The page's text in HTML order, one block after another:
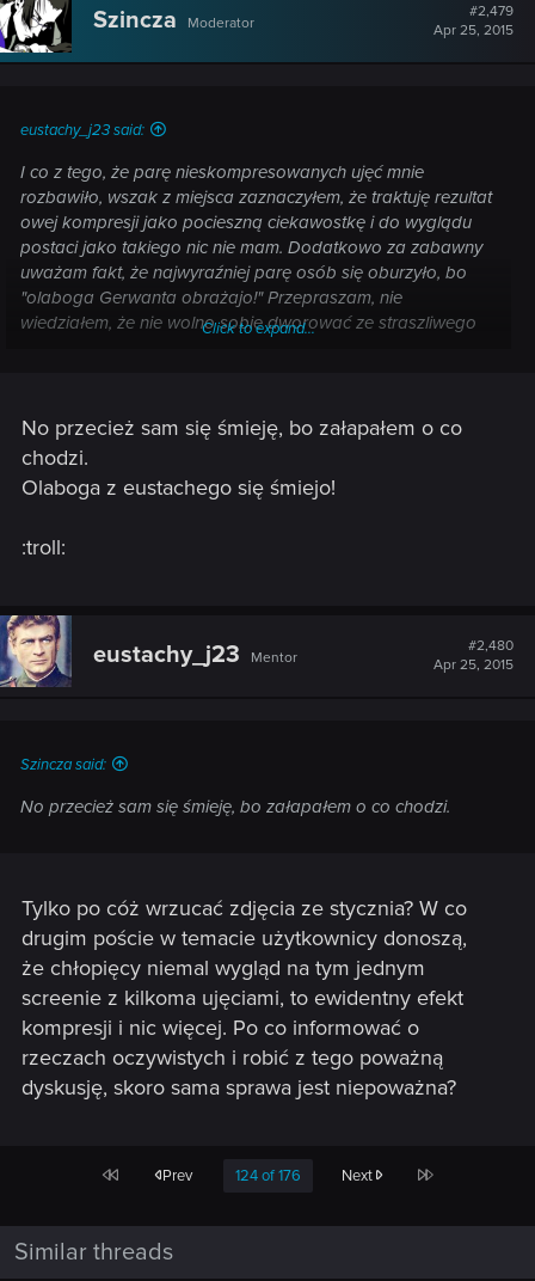
Szincza Moderator
#2,479
Apr 25, 2015
eustachy_j23 said:
I co z tego, że parę nieskompresowanych ujęć mnie
rozbawiło, wszak z miejsca zaznaczyłem, że traktuję rezultat
owej kompresji jako pocieszną ciekawostkę i do wyglądu
postaci jako takiego nic nie mam. Dodatkowo za zabawny
uważam fakt, że najwyraźniej parę osób się oburzyło, bo
"olaboga Gerwanta obrażajo!" Przepraszam, nie
wiedziałem, że nie wolno sobie dworować ze straszliwego
Click to expand...
No przecież sam się śmieję, bo załapałem o co
chodzi.
Olaboga z eustachego się śmiejo!
:troll:
eustachy_j23 Mentor
#2,480
Apr 25, 2015
Szincza said:
No przecież sam się śmieję, bo załapałem o co chodzi.
Tylko po cóż wrzucać zdjęcia ze stycznia? W co
drugim poście w temacie użytkownicy donoszą,
że chłopięcy niemal wygląd na tym jednym
screenie z kilkoma ujęciami, to ewidentny efekt
kompresji i nic więcej. Po co informować o
rzeczach oczywistych i robić z tego poważną
dyskusję, skoro sama sprawa jest niepoważna?
First Prev 124 of 176 Next Last
Similar threads